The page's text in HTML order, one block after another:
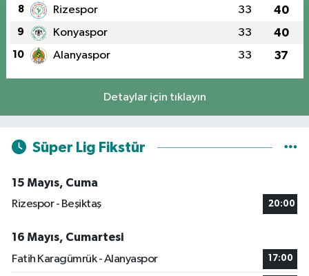
8 Rizespor 33 40
9 Konyaspor 33 40
10 Alanyaspor 33 37
Detaylar için tıklayın
Süper Lig Fikstür
15 Mayıs, Cuma
Rizespor - Beşiktaş
20:00
16 Mayıs, Cumartesi
Fatih Karagümrük - Alanyaspor
17:00